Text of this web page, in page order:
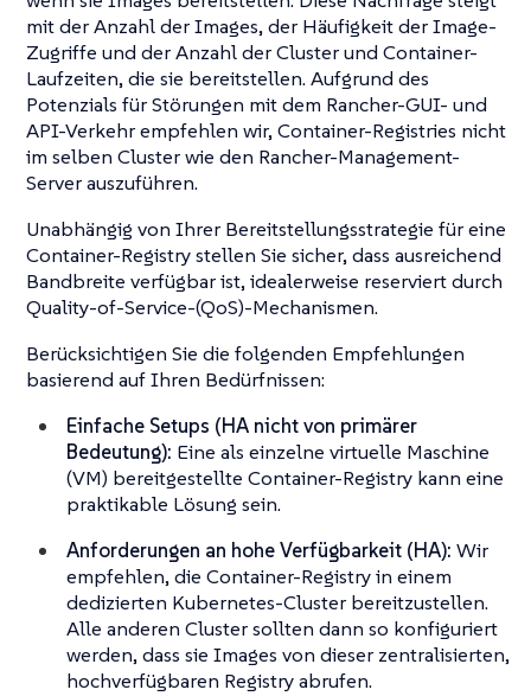
mit der Anzahl der Images, der Häufigkeit der Image-
Zugriffe und der Anzahl der Cluster und Container-
Laufzeiten, die sie bereitstellen. Aufgrund des
Potenzials für Störungen mit dem Rancher-GUI- und
API-Verkehr empfehlen wir, Container-Registries nicht
im selben Cluster wie den Rancher-Management-
Server auszuführen.
Unabhängig von Ihrer Bereitstellungsstrategie für eine
Container-Registry stellen Sie sicher, dass ausreichend
Bandbreite verfügbar ist, idealerweise reserviert durch
Quality-of-Service-(QoS)-Mechanismen.
Berücksichtigen Sie die folgenden Empfehlungen
basierend auf Ihren Bedürfnissen:
Einfache Setups (HA nicht von primärer
Bedeutung): Eine als einzelne virtuelle Maschine
(VM) bereitgestellte Container-Registry kann eine
praktikable Lösung sein.
Anforderungen an hohe Verfügbarkeit (HA): Wir
empfehlen, die Container-Registry in einem
dedizierten Kubernetes-Cluster bereitzustellen.
Alle anderen Cluster sollten dann so konfiguriert
werden, dass sie Images von dieser zentralisierten,
hochverfügbaren Registry abrufen.